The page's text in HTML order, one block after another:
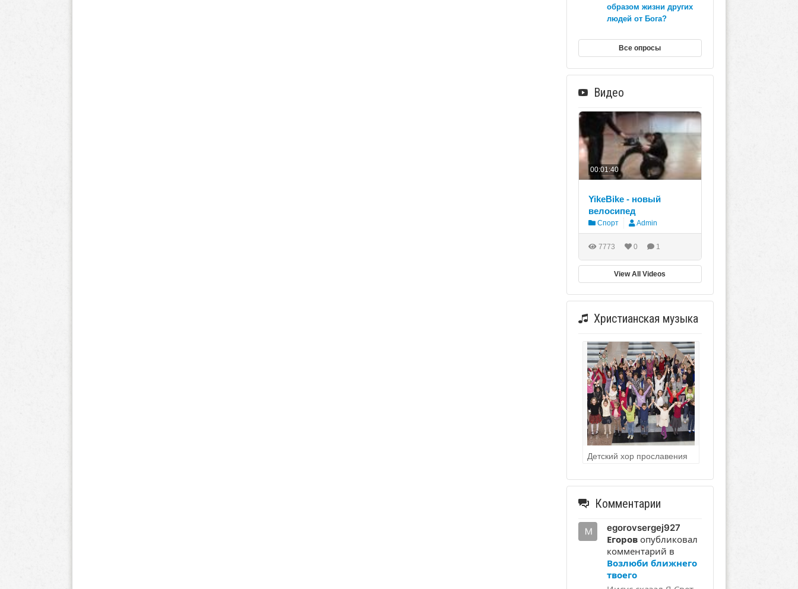
образом жизни других
людей от Бога?
Все опросы
Видео
00:01:40
YikeBike - новый
велосипед
Спорт Admin
7773 0 1
View All Videos
Христианская музыка
Детский хор прославения
Комментарии
egorovsergej927
Егоровопубликовал
комментарий в
Возлюби ближнего
твоего